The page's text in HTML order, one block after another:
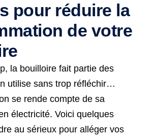
pour réduire la
de votre
la bouilloire fait partie des
utilise sans trop réfléchir…
se rende compte de sa
électricité. Voici quelques
au sérieux pour alléger vos